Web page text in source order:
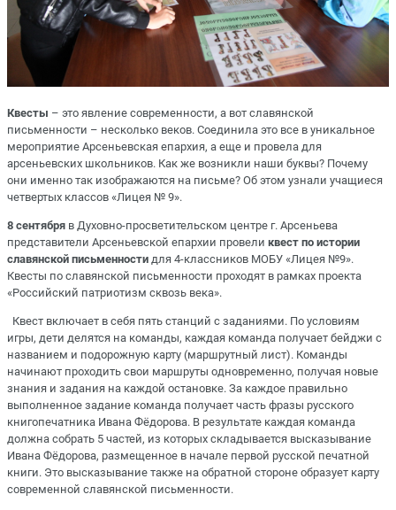
Квесты – это явление современности, а вот славянской
письменности – несколько веков. Соединила это все в уникальное
мероприятие Арсеньевская епархия, а еще и провела для
арсеньевских школьников. Как же возникли наши буквы? Почему
они именно так изображаются на письме? Об этом узнали учащиеся
четвертых классов «Лицея № 9».
8 сентября в Духовно-просветительском центре г. Арсеньева
представители Арсеньевской епархии провели квест по истории
славянской письменности для 4-классников МОБУ «Лицея №9».
Квесты по славянской письменности проходят в рамках проекта
«Российский патриотизм сквозь века».
Квест включает в себя пять станций с заданиями. По условиям
игры, дети делятся на команды, каждая команда получает бейджи с
названием и подорожную карту (маршрутный лист). Команды
начинают проходить свои маршруты одновременно, получая новые
знания и задания на каждой остановке. За каждое правильно
выполненное задание команда получает часть фразы русского
книгопечатника Ивана Фёдорова. В результате каждая команда
должна собрать 5 частей, из которых складывается высказывание
Ивана Фёдорова, размещенное в начале первой русской печатной
книги. Это высказывание также на обратной стороне образует карту
современной славянской письменности.